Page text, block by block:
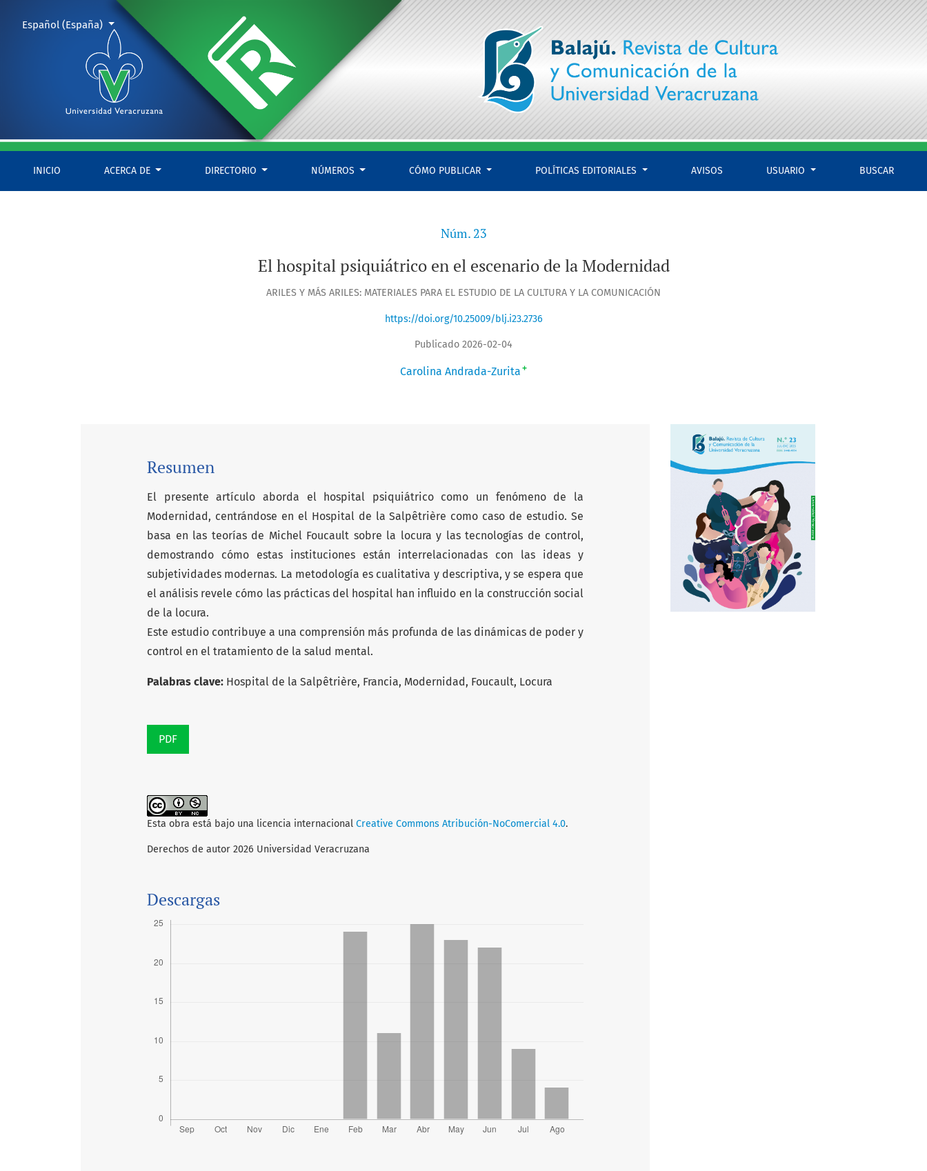
El hospital psiquiátrico en el escenario de la Modernidad
INICIO ACERCA DE DIRECTORIO NÚMEROS CÓMO PUBLICAR POLÍTICAS EDITORIALES AVISOS USUARIO BUSCAR
Cambiar el idioma. El actual es:
Español (España)
Núm. 23
El hospital psiquiátrico en el escenario de la Modernidad
ARILES Y MÁS ARILES: MATERIALES PARA EL ESTUDIO DE LA CULTURA Y LA COMUNICACIÓN
https://doi.org/10.25009/blj.i23.2736
Publicado 2026-02-04
Carolina Andrada-Zurita +
Resumen
El presente artículo aborda el hospital psiquiátrico como un fenómeno de la
Modernidad, centrándose en el Hospital de la Salpêtrière como caso de estudio. Se
basa en las teorías de Michel Foucault sobre la locura y las tecnologías de control,
demostrando cómo estas instituciones están interrelacionadas con las ideas y
subjetividades modernas. La metodología es cualitativa y descriptiva, y se espera que
el análisis revele cómo las prácticas del hospital han influido en la construcción social
de la locura.
Este estudio contribuye a una comprensión más profunda de las dinámicas de poder y
control en el tratamiento de la salud mental.
Palabras clave: Hospital de la Salpêtrière, Francia, Modernidad, Foucault, Locura
PDF
Esta obra está bajo una licencia internacional Creative Commons Atribución-NoComercial 4.0.
Derechos de autor 2026 Universidad Veracruzana
Descargas